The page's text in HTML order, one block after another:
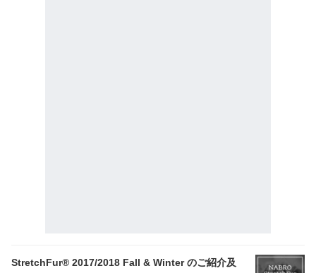
StretchFur® 2017/2018 Fall & Winter のご紹介及